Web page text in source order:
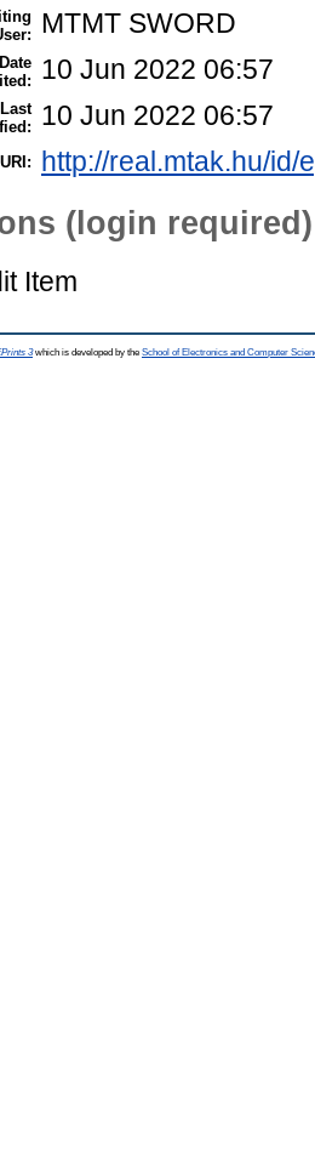
MTMT SWORD
Date 10 Jun 2022 06:57
Last 10 Jun 2022 06:57
URI: http://real.mtak.hu/id/
(login required)
Item
3which is developed by the School of Electronics and Computer